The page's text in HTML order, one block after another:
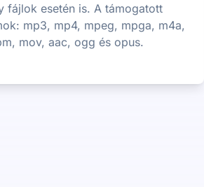
fájlok esetén is. A támogatott
mp3, mp4, mpeg, mpga, m4a,
mov, aac, ogg és opus.